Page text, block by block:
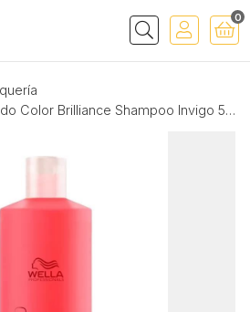
Buscar
0
Champú Cabello Teñido Color Brilliance Shampoo Invigo 500ml. Wella